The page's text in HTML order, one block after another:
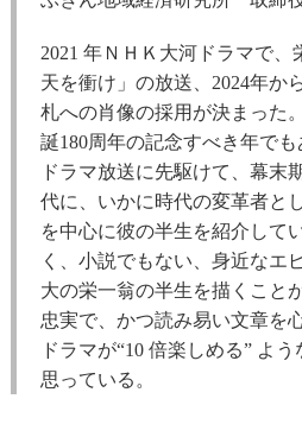
2021 年ＮＨＫ大河ドラマで
天を衝け」の放送、2024年か
札への肖像の採用が決まった
誕180周年の記念すべき年で
ドラマ放送に先駆けて、幕末
代に、いかに時代の変革者と
を中心に彼の半生を紹介して
く、小説でもない、身近なエ
大の栄一翁の半生を描くこと
忠実で、かつ読み易い文章を
ドラマが“10 倍楽しめる” よ
思っている。